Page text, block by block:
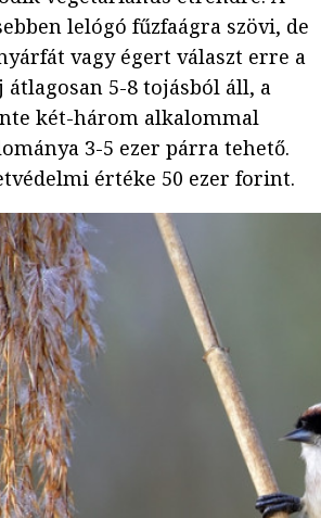
lelógó fűzfaágra szövi, de
vagy égert választ erre a
átlagosan 5-8 tojásból áll, a
két-három alkalommal
3-5 ezer párra tehető.
értéke 50 ezer forint.